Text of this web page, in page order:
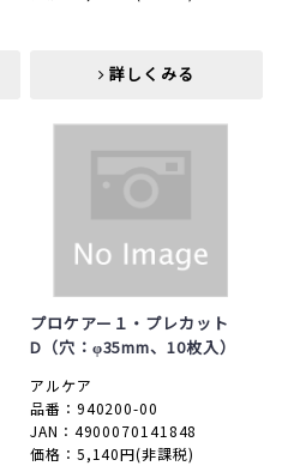
詳しくみる
詳しくみる
プロケアー１・プレカット
D（穴：φ35mm、10枚入）
アルケア
品番：940200-00
JAN：4900070141848
価格：5,140円(非課税)